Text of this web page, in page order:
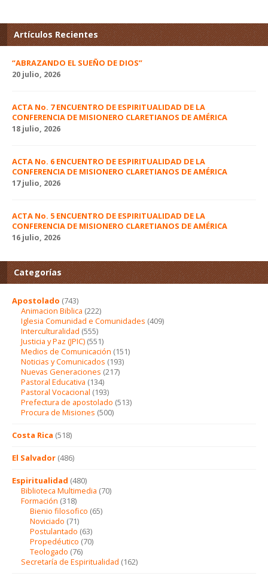
Artículos Recientes
“ABRAZANDO EL SUEÑO DE DIOS”
20 julio, 2026
ACTA No. 7 ENCUENTRO DE ESPIRITUALIDAD DE LA
CONFERENCIA DE MISIONERO CLARETIANOS DE AMÉRICA
18 julio, 2026
ACTA No. 6 ENCUENTRO DE ESPIRITUALIDAD DE LA
CONFERENCIA DE MISIONERO CLARETIANOS DE AMÉRICA
17 julio, 2026
ACTA No. 5 ENCUENTRO DE ESPIRITUALIDAD DE LA
CONFERENCIA DE MISIONERO CLARETIANOS DE AMÉRICA
16 julio, 2026
Categorías
Apostolado (743)
Animacion Biblica (222)
Iglesia Comunidad e Comunidades (409)
Interculturalidad (555)
Justicia y Paz (JPIC) (551)
Medios de Comunicación (151)
Noticias y Comunicados (193)
Nuevas Generaciones (217)
Pastoral Educativa (134)
Pastoral Vocacional (193)
Prefectura de apostolado (513)
Procura de Misiones (500)
Costa Rica (518)
El Salvador (486)
Espiritualidad (480)
Biblioteca Multimedia (70)
Formación (318)
Bienio filosofico (65)
Noviciado (71)
Postulantado (63)
Propedéutico (70)
Teologado (76)
Secretaría de Espiritualidad (162)